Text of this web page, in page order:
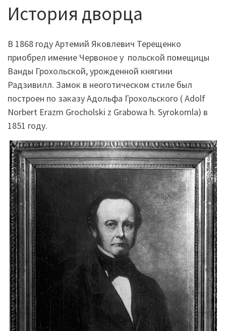
История дворца
В 1868 году Артемий Яковлевич Терещенко
приобрел имение Червоное у польской помещицы
Ванды Грохольской, урожденной княгини
Радзивилл. Замок в неоготическом стиле был
построен по заказу Адольфа Грохольского ( Adolf
Norbert Erazm Grocholski z Grabowa h. Syrokomla) в
1851 году.